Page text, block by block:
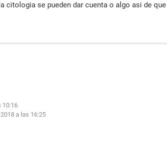
citologia se pueden dar cuenta o algo asi de
10:16
a las 16:25